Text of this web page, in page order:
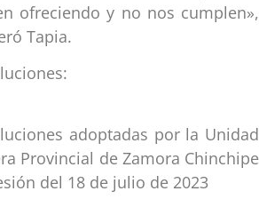
ofreciendo y no nos cumplen»,
Tapia.
adoptadas por la Unidad
Provincial de Zamora Chinchipe
del 18 de julio de 2023